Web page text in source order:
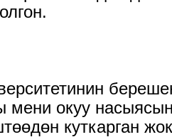
мени окуу
куткарган